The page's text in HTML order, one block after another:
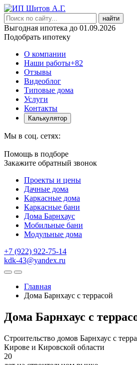
найти
Выгодная ипотека до 01.09.2026
Подобрать ипотеку
О компании
Наши работы+82
Отзывы
Видеоблог
Типовые дома
Услуги
Контакты
Калькулятор
Мы в соц. сетях:
Помощь в подборе
Закажите обратный звонок
Проекты и цены
Дачные дома
Каркасные дома
Каркасные бани
Дома Барнхаус
Мобильные бани
Модульные дома
+7 (922) 922-75-14
kdk-43@yandex.ru
Главная
Дома Барнхаус с террасой
Дома Барнхаус с
Строительство домов Барнхаус с
Кирове и Кировской области
20